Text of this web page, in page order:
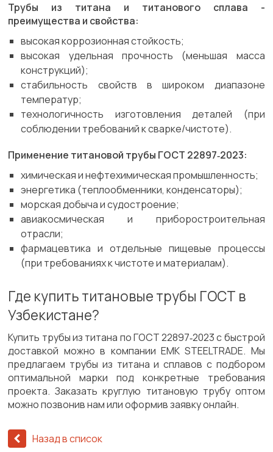
Трубы из титана и титанового сплава -
преимущества и свойства:
высокая коррозионная стойкость;
высокая удельная прочность (меньшая масса
конструкций);
стабильность свойств в широком диапазоне
температур;
технологичность изготовления деталей (при
соблюдении требований к сварке/чистоте).
Применение титановой трубы ГОСТ 22897‑2023:
химическая и нефтехимическая промышленность;
энергетика (теплообменники, конденсаторы);
морская добыча и судостроение;
авиакосмическая и приборостроительная
отрасли;
фармацевтика и отдельные пищевые процессы
(при требованиях к чистоте и материалам).
Где купить титановые трубы ГОСТ в
Узбекистане?
Купить трубы из титана по ГОСТ 22897‑2023 с быстрой
доставкой можно в компании EMK STEELTRADE. Мы
предлагаем трубы из титана и сплавов с подбором
оптимальной марки под конкретные требования
проекта. Заказать круглую титановую трубу оптом
можно позвонив нам или оформив заявку онлайн.
Назад в список